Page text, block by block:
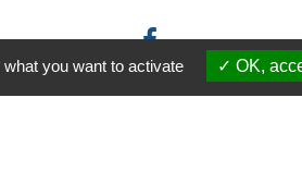
you want to activate OK,